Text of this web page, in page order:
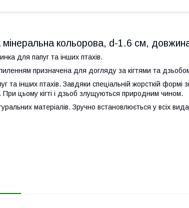
мінеральна кольорова, d-1.6 см,
для папуг та інших птахів.
призначена для догляду за кігтями та
та інших птахів. Завдяки спеціальній жорсткій формі
цьому кігті і дзьоб злущуються природним чином.
матеріалів. Зручно встановлюється у всіх